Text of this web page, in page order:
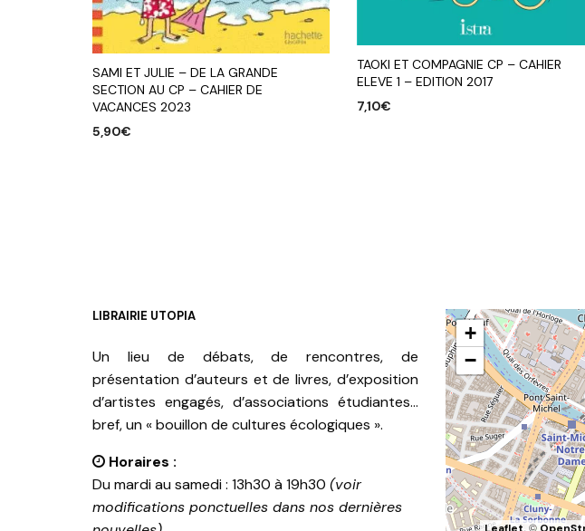
SAMI ET JULIE – DE LA GRANDE
SECTION AU CP – CAHIER DE
VACANCES 2023
5,90€
TAOKI ET COMPAGNIE CP – CAHIER
ELEVE 1 – EDITION 2017
7,10€
LIBRAIRIE UTOPIA
Un lieu de débats, de rencontres, de
présentation d’auteurs et de livres, d’exposition
d’artistes engagés, d’associations étudiantes…
bref, un « bouillon de cultures écologiques ».
Horaires :
Du mardi au samedi : 13h30 à 19h30 (voir
modifications ponctuelles dans nos dernières
+
−
, ©